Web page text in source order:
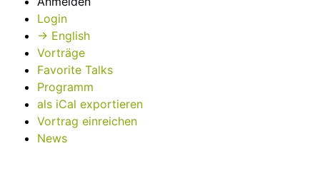
Login
→ English
Vorträge
Favorite Talks
Programm
als iCal exportieren
Vortrag einreichen
News